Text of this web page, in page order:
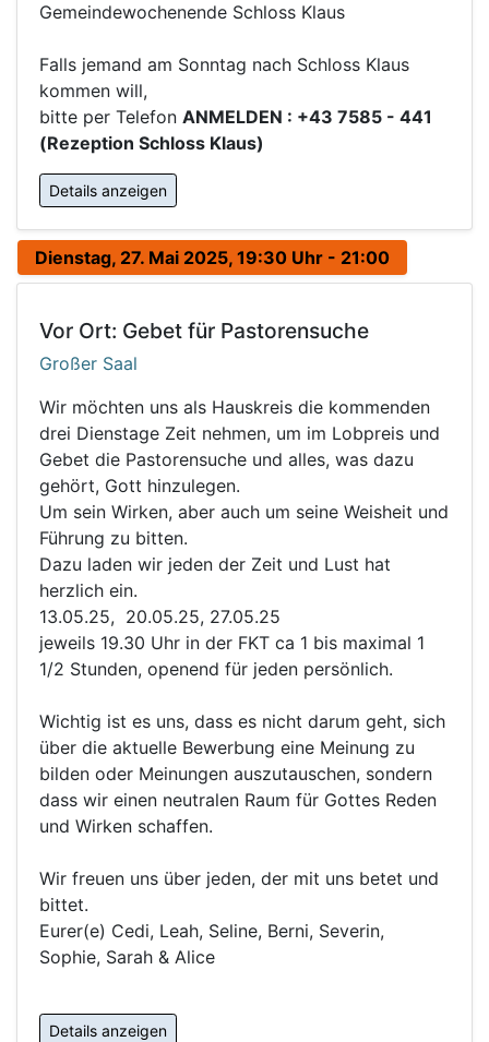
Gemeindewochenende Schloss Klaus
Falls jemand am Sonntag nach Schloss Klaus
kommen will,
bitte per Telefon ANMELDEN : +43 7585 - 441
(Rezeption Schloss Klaus)
Details anzeigen
Dienstag, 27. Mai 2025, 19:30 Uhr - 21:00
Vor Ort: Gebet für Pastorensuche
Großer Saal
Wir möchten uns als Hauskreis die kommenden
drei Dienstage Zeit nehmen, um im Lobpreis und
Gebet die Pastorensuche und alles, was dazu
gehört, Gott hinzulegen.
Um sein Wirken, aber auch um seine Weisheit und
Führung zu bitten.
Dazu laden wir jeden der Zeit und Lust hat
herzlich ein.
13.05.25, 20.05.25, 27.05.25
jeweils 19.30 Uhr in der FKT ca 1 bis maximal 1
1/2 Stunden, openend für jeden persönlich.
Wichtig ist es uns, dass es nicht darum geht, sich
über die aktuelle Bewerbung eine Meinung zu
bilden oder Meinungen auszutauschen, sondern
dass wir einen neutralen Raum für Gottes Reden
und Wirken schaffen.
Wir freuen uns über jeden, der mit uns betet und
bittet.
Eurer(e) Cedi, Leah, Seline, Berni, Severin,
Sophie, Sarah & Alice
Details anzeigen